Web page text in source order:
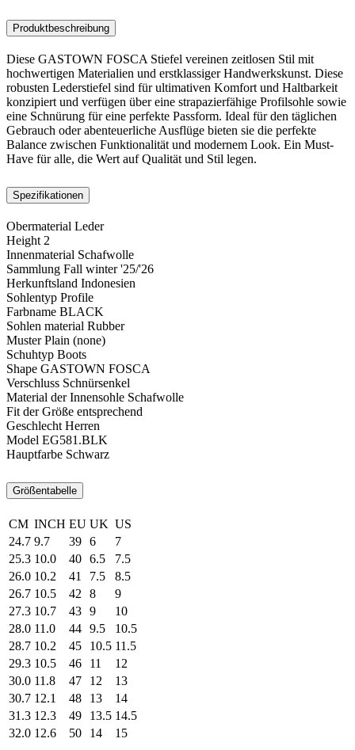
Produktbeschreibung
Diese GASTOWN FOSCA Stiefel vereinen zeitlosen Stil mit
hochwertigen Materialien und erstklassiger Handwerkskunst. Diese
robusten Lederstiefel sind für ultimativen Komfort und Haltbarkeit
konzipiert und verfügen über eine strapazierfähige Profilsohle sowie
eine Schnürung für eine perfekte Passform. Ideal für den täglichen
Gebrauch oder abenteuerliche Ausflüge bieten sie die perfekte
Balance zwischen Funktionalität und modernem Look. Ein Must-
Have für alle, die Wert auf Qualität und Stil legen.
Spezifikationen
Obermaterial Leder
Height 2
Innenmaterial Schafwolle
Sammlung Fall winter '25/'26
Herkunftsland Indonesien
Sohlentyp Profile
Farbname BLACK
Sohlen material Rubber
MusterPlain (none)
Schuhtyp Boots
Shape GASTOWN FOSCA
Verschluss Schnürsenkel
Material der Innensohle Schafwolle
Fit der Größe entsprechend
Geschlecht Herren
Model EG581.BLK
Hauptfarbe Schwarz
Größentabelle
CM INCH EU UK US
24.7 9.7 39 6
7
25.3 10.0 40 6.5
7.5
26.0 10.2 41 7.5
8.5
26.7 10.5 42 8
9
27.3 10.7 43 9
10
28.0 11.0 44 9.5
10.5
28.7 10.2 45 10.5 11.5
29.3 10.5 46 11
12
30.0 11.8 47 12
13
30.7 12.1 48 13
14
31.3 12.3 49 13.5 14.5
32.0 12.6 50 14 15